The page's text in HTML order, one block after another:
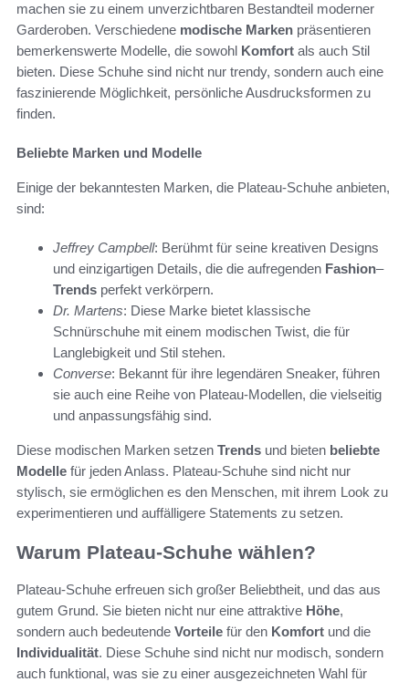
machen sie zu einem unverzichtbaren Bestandteil moderner
Garderoben. Verschiedene modische Marken präsentieren
bemerkenswerte Modelle, die sowohl Komfort als auch Stil
bieten. Diese Schuhe sind nicht nur trendy, sondern auch eine
faszinierende Möglichkeit, persönliche Ausdrucksformen zu
finden.
Beliebte Marken und Modelle
Einige der bekanntesten Marken, die Plateau-Schuhe anbieten,
sind:
Jeffrey Campbell: Berühmt für seine kreativen Designs
und einzigartigen Details, die die aufregenden Fashion–
Trends perfekt verkörpern.
Dr. Martens: Diese Marke bietet klassische
Schnürschuhe mit einem modischen Twist, die für
Langlebigkeit und Stil stehen.
Converse: Bekannt für ihre legendären Sneaker, führen
sie auch eine Reihe von Plateau-Modellen, die vielseitig
und anpassungsfähig sind.
Diese modischen Marken setzen Trends und bieten beliebte
Modelle für jeden Anlass. Plateau-Schuhe sind nicht nur
stylisch, sie ermöglichen es den Menschen, mit ihrem Look zu
experimentieren und auffälligere Statements zu setzen.
Warum Plateau-Schuhe wählen?
Plateau-Schuhe erfreuen sich großer Beliebtheit, und das aus
gutem Grund. Sie bieten nicht nur eine attraktive Höhe,
sondern auch bedeutende Vorteile für den Komfort und die
Individualität. Diese Schuhe sind nicht nur modisch, sondern
auch funktional, was sie zu einer ausgezeichneten Wahl für